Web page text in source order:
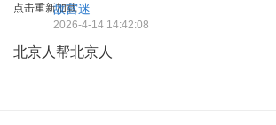
点击重新加载
故宫迷
2026-4-14 14:42:08
北京人帮北京人